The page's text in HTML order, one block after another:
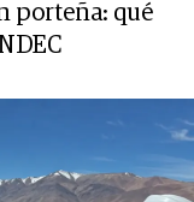
porteña: qué